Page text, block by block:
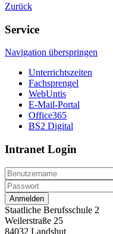
Zurück
Service
Navigation überspringen
Unterrichtszeiten
Fachsprengel
WebUntis
E-Mail-Portal
Office365
BS2 Digital
Intranet Login
Anmelden
Staatliche Berufsschule 2
Weilerstraße 25
84032 Landshut